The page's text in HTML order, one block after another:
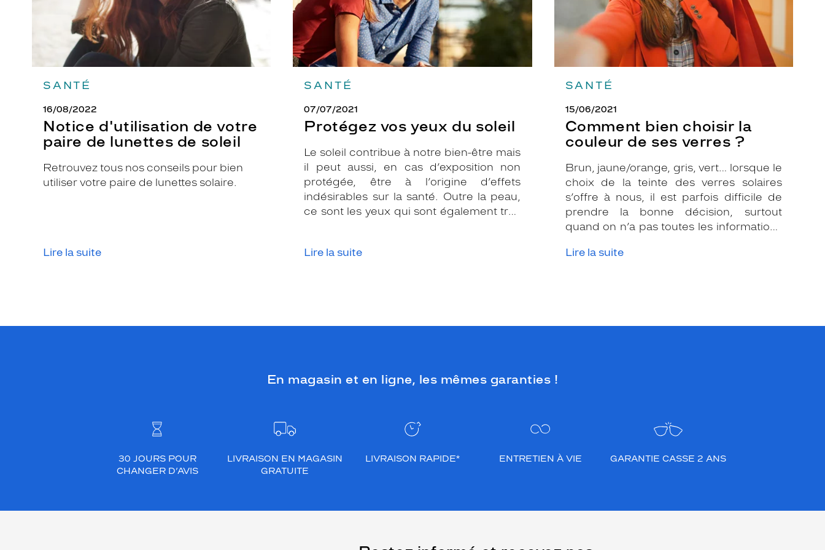
SANTÉ
16/08/2022
Notice d'utilisation de votre
paire de lunettes de soleil
Retrouvez tous nos conseils pour bien
utiliser votre paire de lunettes solaire.
Lire la suite
SANTÉ
07/07/2021
Protégez vos yeux du soleil
Le soleil contribue à notre bien-être mais
il peut aussi, en cas d’exposition non
protégée, être à l’origine d’effets
indésirables sur la santé. Outre la peau,
ce sont les yeux qui sont également très
que le temps est couvert, il est donc
Lire la suite
SANTÉ
15/06/2021
Comment bien choisir la
couleur de ses verres ?
Brun, jaune/orange, gris, vert… lorsque le
choix de la teinte des verres solaires
s’offre à nous, il est parfois difficile de
prendre la bonne décision, surtout
quand on n’a pas toutes les informations
pour vous conseiller et apporter leur
Lire la suite
En magasin et en ligne, les mêmes garanties !
30 JOURS POUR
CHANGER D’AVIS
LIVRAISON EN MAGASIN
GRATUITE
LIVRAISON RAPIDE* ENTRETIEN À VIE GARANTIE CASSE 2 ANS